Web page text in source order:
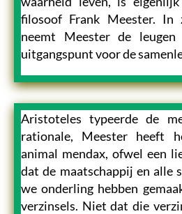
filosoof Frank Meester. In
neemt Meester de
uitgangspunt voor de
Aristoteles typeerde de
rationale, Meester heeft
animal mendax, ofwel een
dat de maatschappij en alle
we onderling hebben
verzinsels. Niet dat die